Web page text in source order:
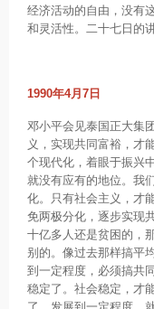
经济活动的自由，没有
和灵活性。二十七日的
1990年4月7日
邓小平会见泰国正大集
义，实现共同富裕，才
个现代化，着眼于振兴
就没有应有的地位。我
化。只有社会主义，才
免两极分化，逐步实现
十亿多人还是贫困的，
别的。像过去那样搞平
到一定程度，必须搞共
稳定了。社会稳定，才